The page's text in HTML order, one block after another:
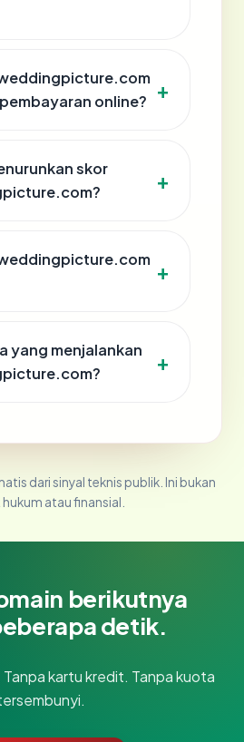
online?
skor
yang menjalankan
dari sinyal teknis publik. Ini bukan
atau finansial.
berikutnya
detik.
kartu kredit. Tanpa kuota